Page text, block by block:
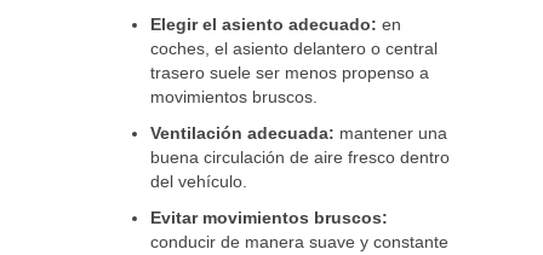
Elegir el asiento adecuado: en
coches, el asiento delantero o central
trasero suele ser menos propenso a
movimientos bruscos.
Ventilación adecuada: mantener una
buena circulación de aire fresco dentro
del vehículo.
Evitar movimientos bruscos:
conducir de manera suave y constante